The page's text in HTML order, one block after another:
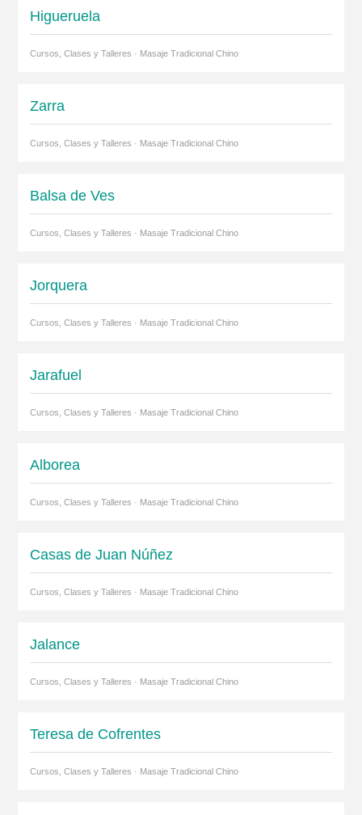
Higueruela
Cursos, Clases y Talleres · Masaje Tradicional Chino
Zarra
Cursos, Clases y Talleres · Masaje Tradicional Chino
Balsa de Ves
Cursos, Clases y Talleres · Masaje Tradicional Chino
Jorquera
Cursos, Clases y Talleres · Masaje Tradicional Chino
Jarafuel
Cursos, Clases y Talleres · Masaje Tradicional Chino
Alborea
Cursos, Clases y Talleres · Masaje Tradicional Chino
Casas de Juan Núñez
Cursos, Clases y Talleres · Masaje Tradicional Chino
Jalance
Cursos, Clases y Talleres · Masaje Tradicional Chino
Teresa de Cofrentes
Cursos, Clases y Talleres · Masaje Tradicional Chino